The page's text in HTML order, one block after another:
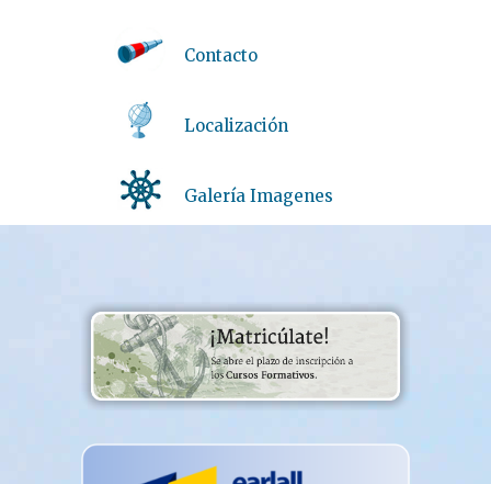
Contacto
Localización
Galería Imagenes